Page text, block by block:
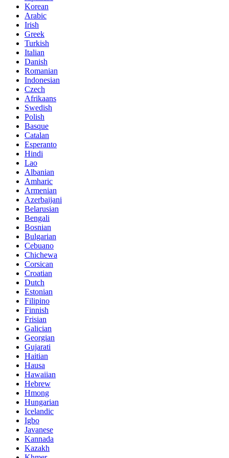
Korean
Arabic
Irish
Greek
Turkish
Italian
Danish
Romanian
Indonesian
Czech
Afrikaans
Swedish
Polish
Basque
Catalan
Esperanto
Hindi
Lao
Albanian
Amharic
Armenian
Azerbaijani
Belarusian
Bengali
Bosnian
Bulgarian
Cebuano
Chichewa
Corsican
Croatian
Dutch
Estonian
Filipino
Finnish
Frisian
Galician
Georgian
Gujarati
Haitian
Hausa
Hawaiian
Hebrew
Hmong
Hungarian
Icelandic
Igbo
Javanese
Kannada
Kazakh